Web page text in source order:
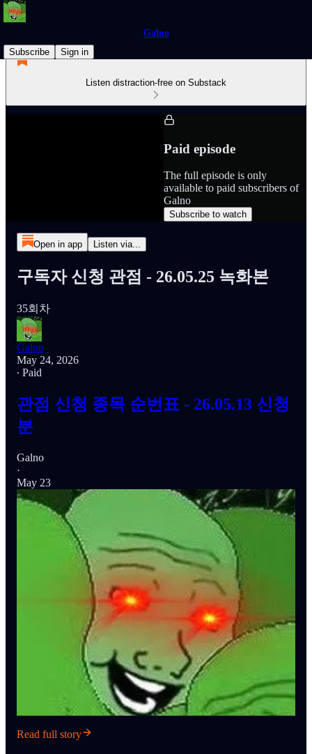
Galno
Subscribe
Sign in
Listen distraction-free on Substack
Paid episode
The full episode is only
available to paid subscribers of
Galno
Subscribe to watch
Open in app Listen via...
구독자 신청 관점 - 26.05.25 녹화본
35회차
Galno
May 24, 2026
∙ Paid
관점 신청 종목 순번표 - 26.05.13 신청
분
Galno
·
May 23
Read full story